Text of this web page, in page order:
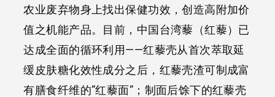
农业废弃物身上找出保健功效，创造高附加价
值之机能产品。目前，中国台湾藜（红藜）已
达成全面的循环利用——红藜壳从首次萃取延
缓皮肤糖化效性成分之后，红藜壳渣可制成富
有膳食纤维的”红藜面”；制面后馀下的红藜壳